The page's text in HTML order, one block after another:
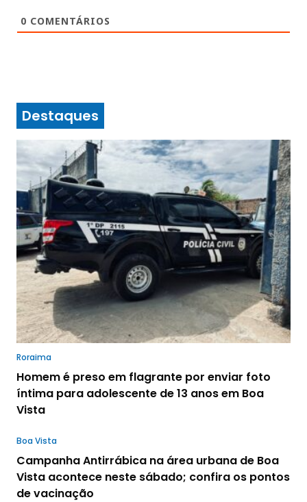
0 COMENTÁRIOS
Destaques
Roraima
Homem é preso em flagrante por enviar foto
íntima para adolescente de 13 anos em Boa
Vista
Boa Vista
Campanha Antirrábica na área urbana de Boa
Vista acontece neste sábado; confira os pontos
de vacinação